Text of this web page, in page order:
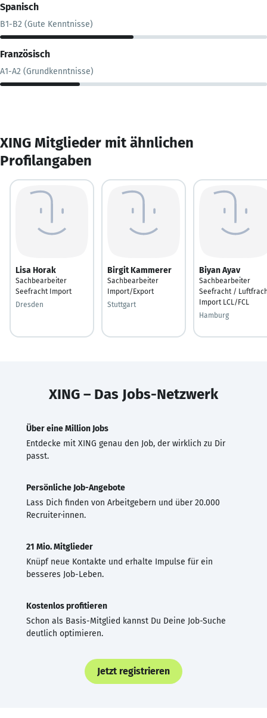
Spanisch
B1-B2 (Gute Kenntnisse)
Französisch
A1-A2 (Grundkenntnisse)
XING Mitglieder mit ähnlichen
Profilangaben
Lisa Horak
Sachbearbeiter
Seefracht Import
Dresden
Birgit Kammerer
Sachbearbeiter
Import/Export
Stuttgart
Biyan Ayav
Sachbearbeiter
Seefracht /
Import LCL/FCL
Hamburg
XING – Das Jobs-Netzwerk
Über eine Million Jobs
Entdecke mit XING genau den Job, der wirklich zu Dir
passt.
Persönliche Job-Angebote
Lass Dich finden von Arbeitgebern und über 20.000
Recruiter·innen.
21 Mio. Mitglieder
Knüpf neue Kontakte und erhalte Impulse für ein
besseres Job-Leben.
Kostenlos profitieren
Schon als Basis-Mitglied kannst Du Deine Job-Suche
deutlich optimieren.
Jetzt registrieren